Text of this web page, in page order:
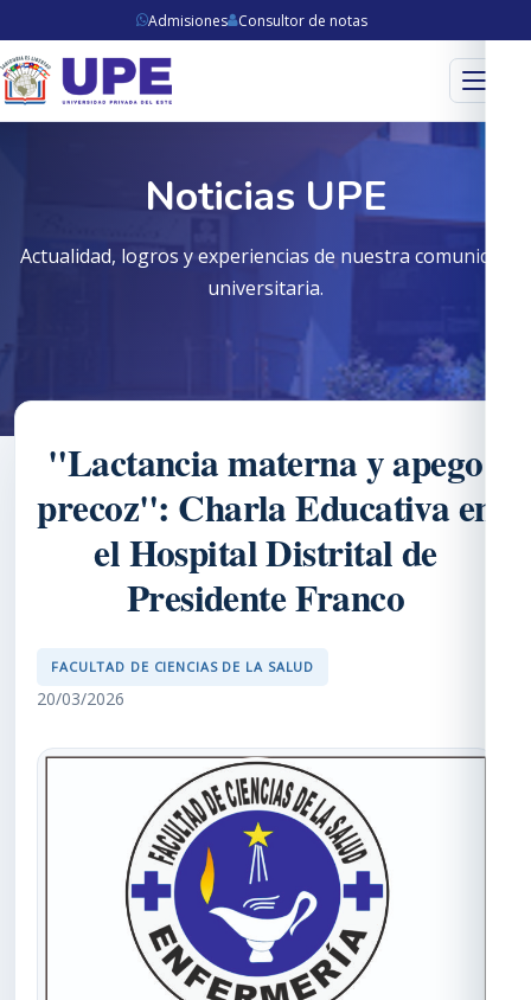
Admisiones Consultor de notas
Menú
Noticias UPE
Actualidad, logros y experiencias de nuestra comunidad
universitaria.
"Lactancia materna y apego
precoz": Charla Educativa en
el Hospital Distrital de
Presidente Franco
FACULTAD DE CIENCIAS DE LA SALUD
20/03/2026